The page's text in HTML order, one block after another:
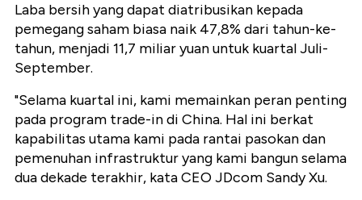
Laba bersih yang dapat diatribusikan kepada
pemegang saham biasa naik 47,8% dari tahun-ke-
tahun, menjadi 11,7 miliar yuan untuk kuartal Juli-
September.
"Selama kuartal ini, kami memainkan peran penting
pada program trade-in di China. Hal ini berkat
kapabilitas utama kami pada rantai pasokan dan
pemenuhan infrastruktur yang kami bangun selama
dua dekade terakhir, kata CEO JDcom Sandy Xu.